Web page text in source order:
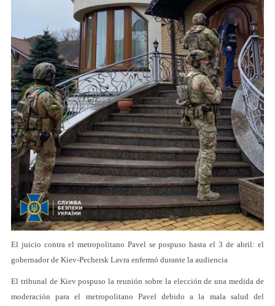
El juicio contra el metropolitano Pavel se pospuso hasta el 3 de abril: el
gobernador de Kiev-Pechersk Lavra enfermó durante la audiencia
El tribunal de Kiev pospuso la reunión sobre la elección de una medida de
moderación para el metropolitano Pavel debido a la mala salud del